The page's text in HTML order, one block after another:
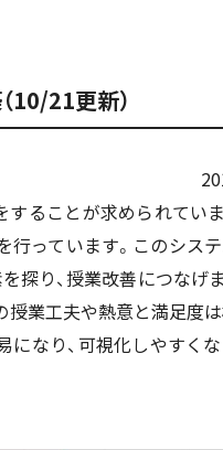
10/21更新）
ることが求められてい
行っています。このシス
探り、授業改善につなげ
授業工夫や熱意と満足度
なり、可視化しやすく